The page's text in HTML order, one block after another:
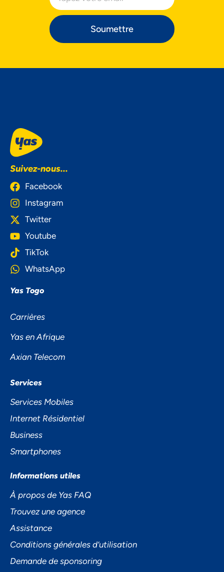
Soumettre
Suivez-nous...
Facebook
Instagram
Twitter
Youtube
TikTok
WhatsApp
Yas Togo
Carrières
Yas en Afrique
Axian Telecom
Services
Services Mobiles
Internet Résidentiel
Business
Smartphones
Informations utiles
À propos de Yas FAQ
Trouvez une agence
Assistance
Conditions générales d’utilisation
Demande de sponsoring
NOUS ACCORDONS DE
L'IMPORTANCE À VOTRE VIE
Préférences